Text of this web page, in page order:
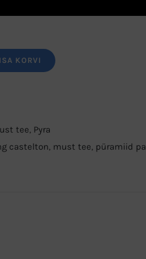
KORVI
tee Pyra
castelton must tee püramiid